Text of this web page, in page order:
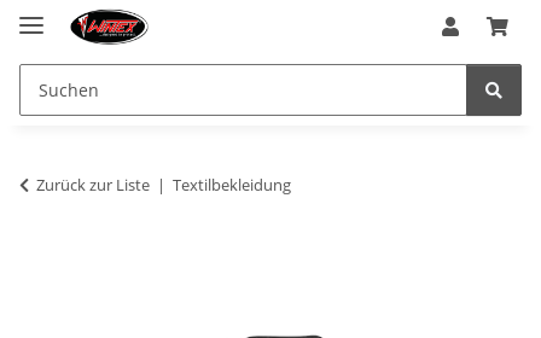
Zurück zur Liste Textilbekleidung